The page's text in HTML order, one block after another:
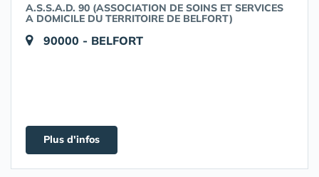
A.S.S.A.D. 90 (ASSOCIATION DE SOINS ET SERVICES
A DOMICILE DU TERRITOIRE DE BELFORT)
90000 - BELFORT
Plus d'infos